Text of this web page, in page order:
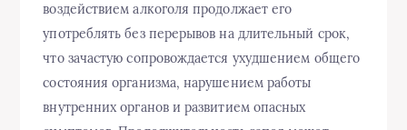
воздействием алкоголя продолжает его
употреблять без перерывов на длительный срок,
что зачастую сопровождается ухудшением общего
состояния организма, нарушением работы
внутренних органов и развитием опасных